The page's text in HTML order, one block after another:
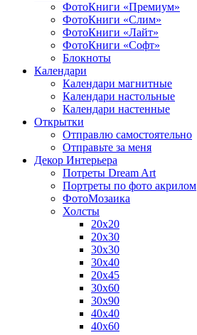
ФотоКниги «Премиум»
ФотоКниги «Слим»
ФотоКниги «Лайт»
ФотоКниги «Софт»
Блокноты
Календари
Календари магнитные
Календари настольные
Календари настенные
Открытки
Отправлю самостоятельно
Отправьте за меня
Декор Интерьера
Потреты Dream Art
Портреты по фото акрилом
ФотоМозаика
Холсты
20х20
20х30
30х30
30х40
20х45
30х60
30х90
40х40
40х60